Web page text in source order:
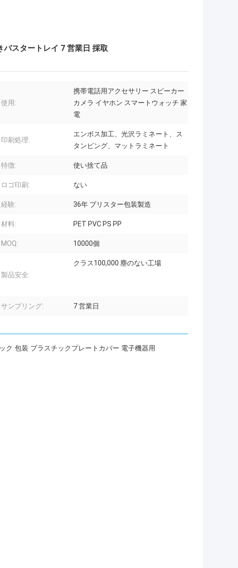
スタートレイ 7 営業日 採取
使用:
携帯電話用アクセサリー スピーカー
カメラ イヤホン スマートウォッチ 家
電
印刷処理:
エンボス加工、光沢ラミネート、ス
タンピング、マットラミネート
特徴: 使い捨て品
ロゴ印刷: ない
経験: 36年 ブリスター包装製造
材料: PET PVC PS PP
MOQ: 10000個
製品安全:
クラス100,000 塵のない工場
サンプリング: 7 営業日
ク 包装 プラスチックプレートカバー 電子機器用